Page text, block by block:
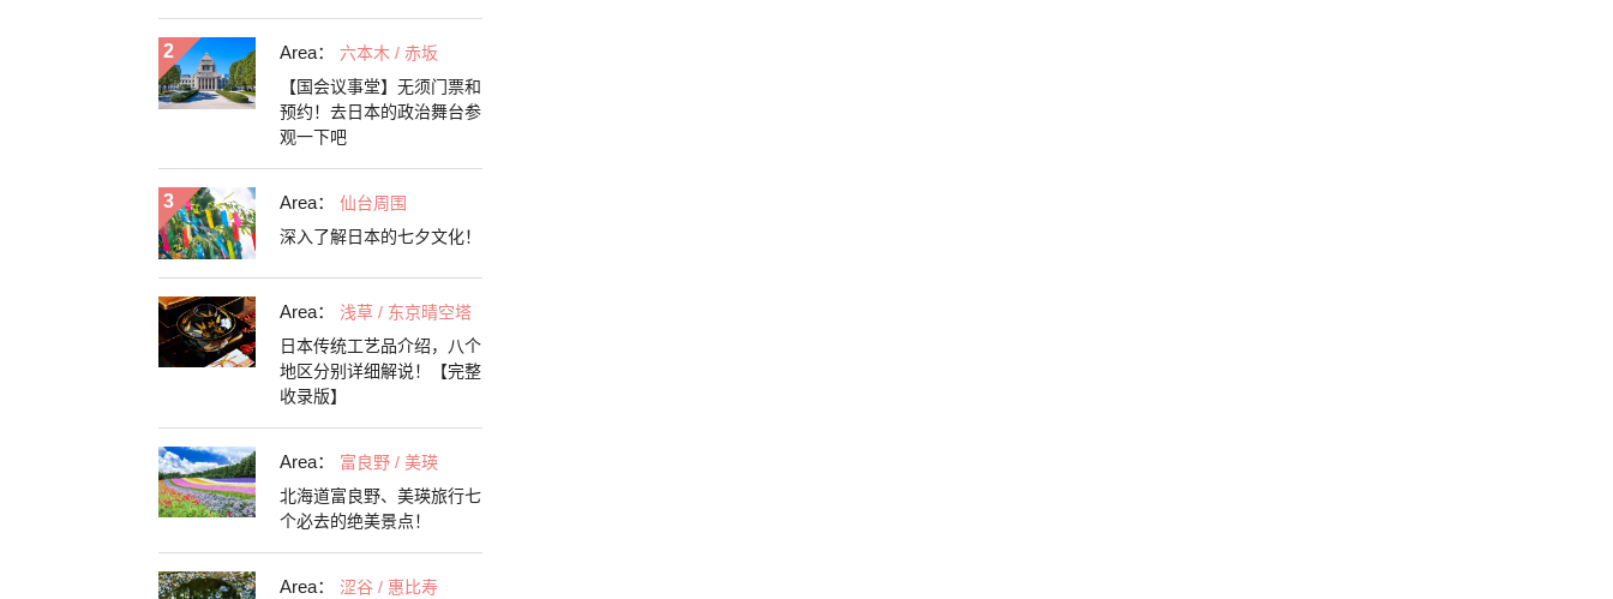
Area：
六本木 / 赤坂
【国会议事堂】无须门票和
预约！去日本的政治舞台参
观一下吧
Area：
仙台周围
深入了解日本的七夕文化！
Area：
浅草 / 东京晴空塔
日本传统工艺品介绍，八个
地区分别详细解说！【完整
收录版】
Area：
富良野 / 美瑛
北海道富良野、美瑛旅行七
个必去的绝美景点！
Area：
涩谷 / 惠比寿